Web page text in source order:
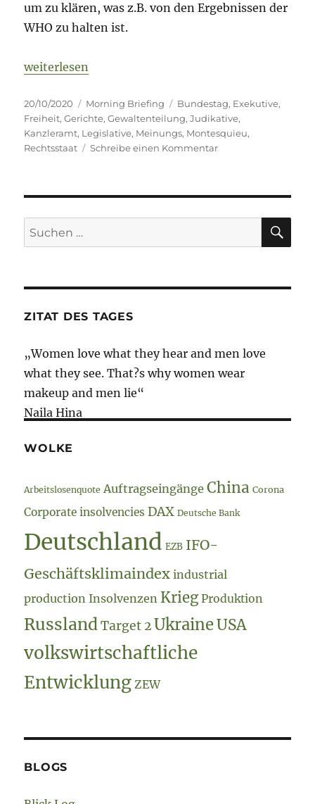
um zu klären, was z.B. von den Ergebnissen der
WHO zu halten ist.
„Morning Briefing – 20. Oktober 2020 –
weiterlesen
Veröffentlicht
am
20/10/2020 Kategorien
Morning Briefing Schlagwörter
Bundestag, Exekutive,
Freiheit,Gerichte,Gewaltenteilung,Judikative,
Kanzleramt, Legislative, Meinungs, Montesquieu,
Rechtsstaat
Schreibe einen Kommentarzu
Oktober
–
Suche
nach:
ZITAT DES TAGES
„Women love what they hear and men love
what they see. That?s why women wear
makeup and men lie“
Naila Hina
WOLKE
Arbeitslosenquote Auftragseingänge China Corona
Corporate insolvencies DAX Deutsche Bank
Deutschland EZB IFO-
Geschäftsklimaindex industrial
production Insolvenzen Krieg Produktion
Russland Target 2 Ukraine USA
volkswirtschaftliche
Entwicklung ZEW
BLOGS